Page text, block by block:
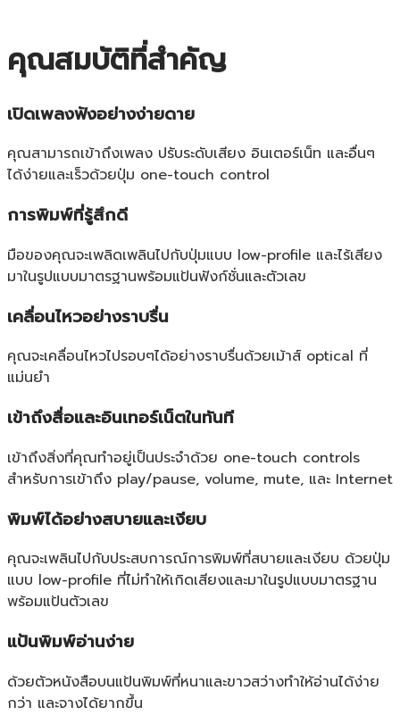
คุณสมบัติที่สำคัญ
เปิดเพลงฟังอย่างง่ายดาย
คุณสามารถเข้าถึงเพลง ปรับระดับเสียง อินเตอร์เน็ท และอื่นๆ
ได้ง่ายและเร็วด้วยปุ่ม one-touch control
การพิมพ์ที่รู้สึกดี
มือของคุณจะเพลิดเพลินไปกับปุ่มแบบ low-profile และไร้เสียง
มาในรูปแบบมาตรฐานพร้อมแป้นฟังก์ชั่นและตัวเลข
เคลื่อนไหวอย่างราบรื่น
คุณจะเคลื่อนไหวไปรอบๆได้อย่างราบรื่นด้วยเม้าส์ optical ที่
แม่นยำ
เข้าถึงสื่อและอินเทอร์เน็ตในทันที
เข้าถึงสิ่งที่คุณทำอยู่เป็นประจำด้วย one-touch controls
สำหรับการเข้าถึง play/pause, volume, mute, และ Internet
พิมพ์ได้อย่างสบายและเงียบ
คุณจะเพลินไปกับประสบการณ์การพิมพ์ที่สบายและเงียบ ด้วยปุ่ม
แบบ low-profile ที่ไม่ทำให้เกิดเสียงและมาในรูปแบบมาตรฐาน
พร้อมแป้นตัวเลข
แป้นพิมพ์อ่านง่าย
ด้วยตัวหนังสือบนแป้นพิมพ์ที่หนาและขาวสว่างทำให้อ่านได้ง่าย
กว่า และจางได้ยากขึ้น